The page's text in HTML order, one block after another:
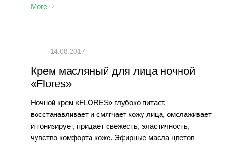
More
14.08.2017
Крем масляный для лица ночной
«Flores»
Ночной крем «FLORES» глубоко питает,
восстанавливает и смягчает кожу лица, омолаживает
и тонизирует, придает свежесть, эластичность,
чувство комфорта коже. Эфирные масла цветов